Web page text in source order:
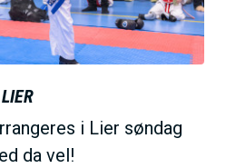
i Lier søndag
da vel!